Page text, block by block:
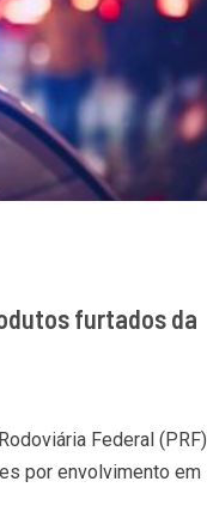
furtados da
Federal (PRF)
por envolvimento em